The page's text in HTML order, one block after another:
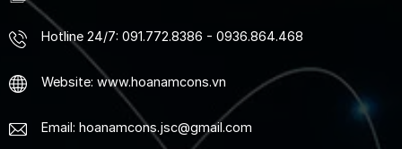
Hotline 24/7: 091.772.8386 - 0936.864.468
Website: www.hoanamcons.vn
Email: hoanamcons.jsc@gmail.com